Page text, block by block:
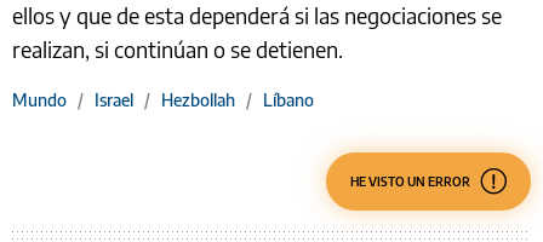
ellos y que de esta dependerá si las negociaciones se
realizan, si continúan o se detienen.
Mundo / Israel / Hezbollah / Líbano
HE VISTO UN ERROR